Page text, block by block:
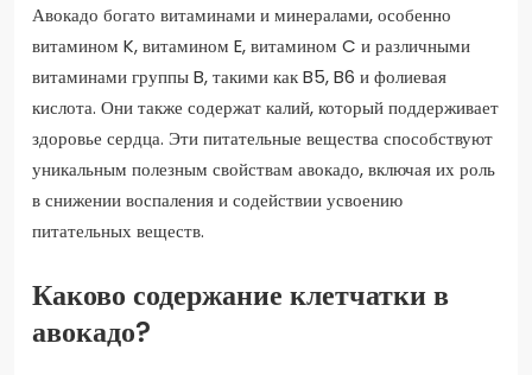
Авокадо богато витаминами и минералами, особенно
витамином K, витамином E, витамином C и различными
витаминами группы B, такими как B5, B6 и фолиевая
кислота. Они также содержат калий, который поддерживает
здоровье сердца. Эти питательные вещества способствуют
уникальным полезным свойствам авокадо, включая их роль
в снижении воспаления и содействии усвоению
питательных веществ.
Каково содержание клетчатки в
авокадо?